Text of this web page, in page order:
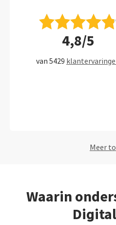
4,8/5
van 5429
Meer
Waarin